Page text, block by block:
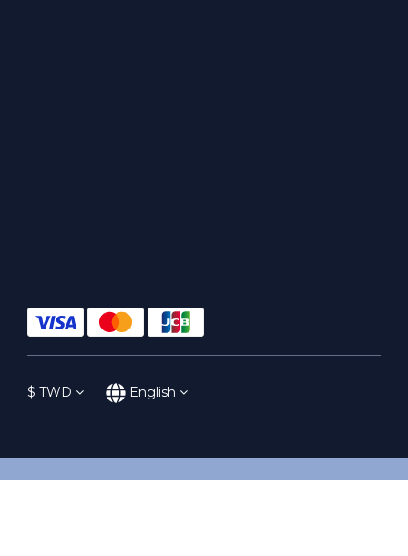
$ TWD English